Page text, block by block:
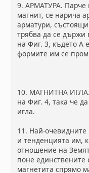
9. АРМАТУРА. Парче
магнит, се нарича
арматури,
трябва да се държи
на Фиг. 3, където А
формите им се
10. МАГНИТНА ИГЛА.
на Фиг. 4, така че
игла.
11. Най-очевидните
и тенденцията им,
отношение на
поне
магнетита спрямо